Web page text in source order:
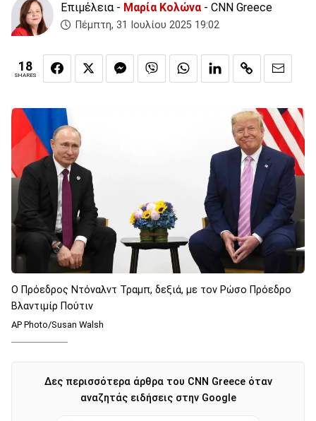
Επιμέλεια - Μαρία Κολώνα- CNN Greece
Πέμπτη, 31 Ιουλίου 2025 19:02
18
SHARES
Ο Πρόεδρος Ντόναλντ Τραμπ, δεξιά, με τον Ρώσο Πρόεδρο
Βλαντιμίρ Πούτιν
AP Photo/Susan Walsh
Δες περισσότερα άρθρα του CNN Greece όταν
αναζητάς ειδήσεις στην Google